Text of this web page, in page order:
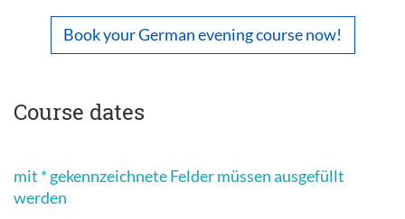
Book your German evening course now!
Course dates
mit * gekennzeichnete Felder müssen ausgefüllt
werden